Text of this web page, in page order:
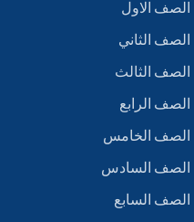
الصف الاول
الصف الثاني
الصف الثالث
الصف الرابع
الصف الخامس
الصف السادس
الصف السابع